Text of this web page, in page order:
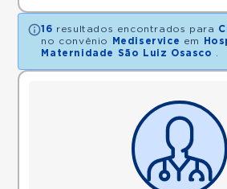
16 resultados encontrados para
no convênio
Mediservice em
Maternidade São Luiz Osasco